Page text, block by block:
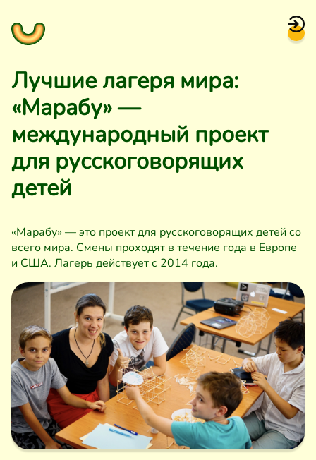
Лучшие лагеря мира:
«Марабу» —
международный проект
для русскоговорящих
детей
«Марабу» — это проект для русскоговорящих детей со
всего мира. Смены проходят в течение года в Европе
и США. Лагерь действует с 2014 года.